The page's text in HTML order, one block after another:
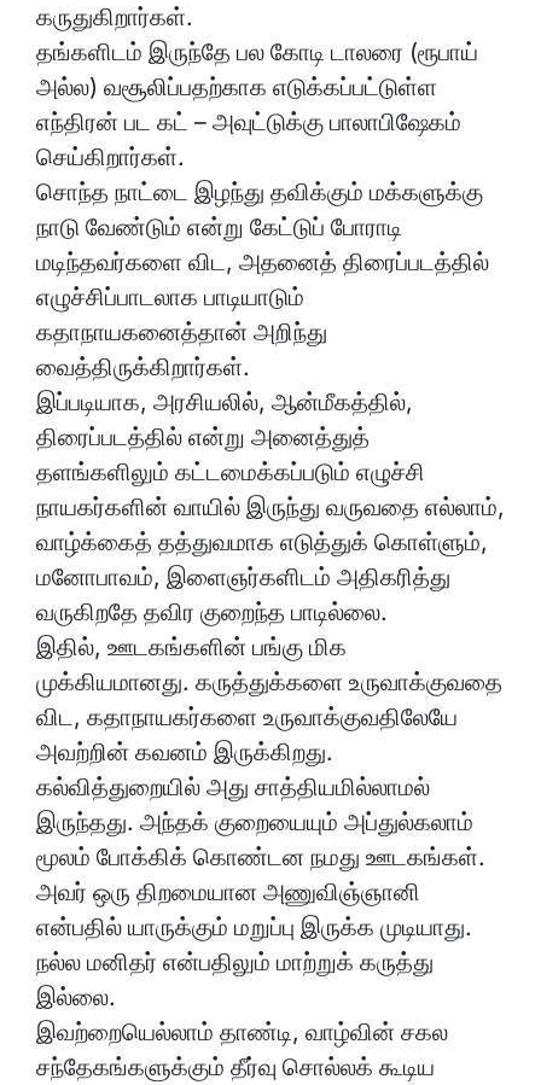
கருதுகிறார்கள்.
தங்களிடம் இருந்தே பல கோடி டாலரை (ரூபாய்
அல்ல) வசூலிப்பதற்காக எடுக்கப்பட்டுள்ள
எந்திரன் பட கட் – அவுட்டுக்கு பாலாபிஷேகம்
செய்கிறார்கள்.
சொந்த நாட்டை இழந்து தவிக்கும் மக்களுக்கு
நாடு வேண்டும் என்று கேட்டுப் போராடி
மடிந்தவர்களை விட, அதனைத் திரைப்படத்தில்
எழுச்சிப்பாடலாக பாடியாடும்
கதாநாயகனைத்தான் அறிந்து
வைத்திருக்கிறார்கள்.
இப்படியாக, அரசியலில், ஆன்மீகத்தில்,
திரைப்படத்தில் என்று அனைத்துத்
தளங்களிலும் கட்டமைக்கப்படும் எழுச்சி
நாயகர்களின் வாயில் இருந்து வருவதை எல்லாம்,
வாழ்க்கைத் தத்துவமாக எடுத்துக் கொள்ளும்,
மனோபாவம், இளைஞர்களிடம் அதிகரித்து
வருகிறதே தவிர குறைந்த பாடில்லை.
இதில், ஊடகங்களின் பங்கு மிக
முக்கியமானது. கருத்துக்களை உருவாக்குவதை
விட, கதாநாயகர்களை உருவாக்குவதிலேயே
அவற்றின் கவனம் இருக்கிறது.
கல்வித்துறையில் அது சாத்தியமில்லாமல்
இருந்தது. அந்தக் குறையையும் அப்துல்கலாம்
மூலம் போக்கிக் கொண்டன நமது ஊடகங்கள்.
அவர் ஒரு திறமையான அணுவிஞ்ஞானி
என்பதில் யாருக்கும் மறுப்பு இருக்க முடியாது.
நல்ல மனிதர் என்பதிலும் மாற்றுக் கருத்து
இல்லை.
இவற்றையெல்லாம் தாண்டி, வாழ்வின் சகல
சந்தேகங்களுக்கும் தீர்வு சொல்லக் கூடிய